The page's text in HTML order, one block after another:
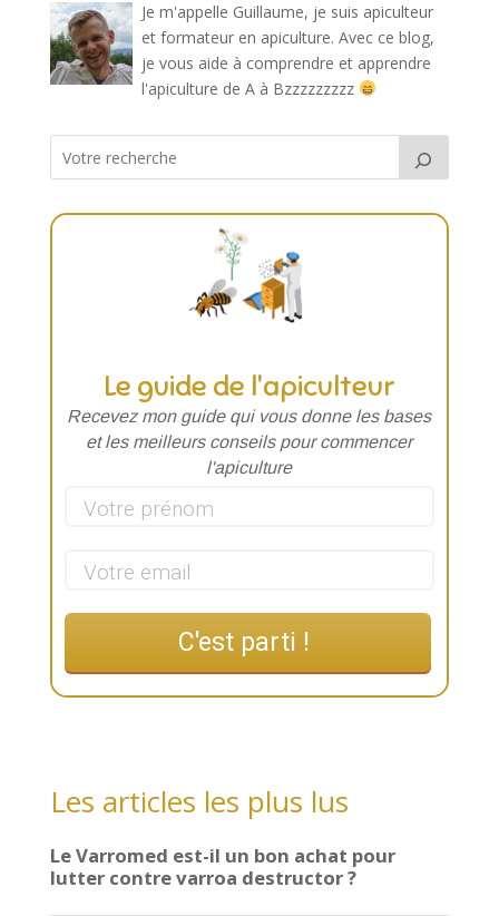
Je m'appelle Guillaume, je suis apiculteur
et formateur en apiculture. Avec ce blog,
je vous aide à comprendre et apprendre
l'apiculture de A à Bzzzzzzzzz
Le guide de l'apiculteur
Recevez mon guide qui vous donne les bases
et les meilleurs conseils pour commencer
l'apiculture
C'est parti !
Les articles les plus lus